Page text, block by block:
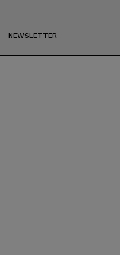
NEWSLETTER